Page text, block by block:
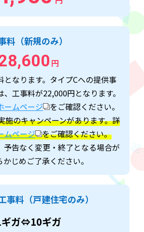
料（新規のみ）
円
なります。タイプCへの提供事
工事料が22,000円となります。
ームページ
をご確認ください。
のキャンペーンがあります。詳
ムページ をご確認ください。
告なく変更・終了となる場合が
じめご了承ください。
事料（戸建住宅のみ）
ガ⇔10ギガ